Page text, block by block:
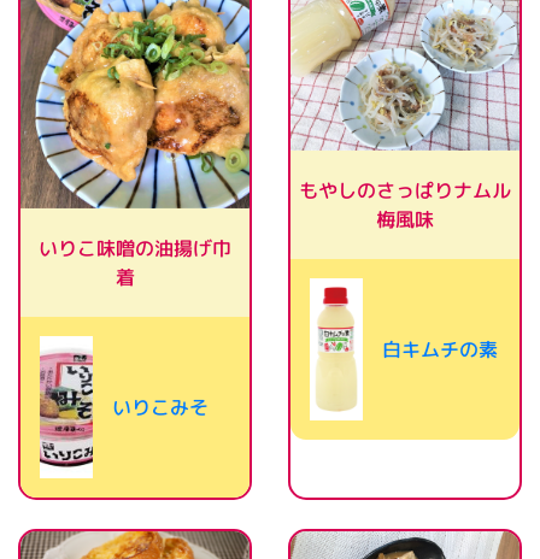
いりこ味噌の油揚げ巾
着
いりこみそ
もやしのさっぱりナムル
梅風味
白キムチの素